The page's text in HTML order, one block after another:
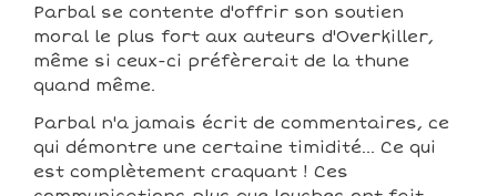
Parbal se contente d'offrir son soutien
moral le plus fort aux auteurs d'Overkiller,
même si ceux-ci préfèrerait de la thune
quand même.
Parbal n'a jamais écrit de commentaires, ce
qui démontre une certaine timidité... Ce qui
est complètement craquant ! Ces